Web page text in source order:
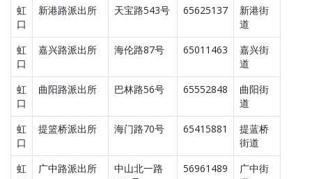
虹
口
新港路派出所 天宝路543号 65625137
新港街
道
虹
口
嘉兴路派出所 海伦路87号 65011463
嘉兴街
道
虹
口
曲阳路派出所 巴林路56号 65552848
曲阳街
道
虹
口
提篮桥派出所 海门路70号 65415881
提蓝桥
街道
虹
广中路派出所
中山北一路
56961489
广中街